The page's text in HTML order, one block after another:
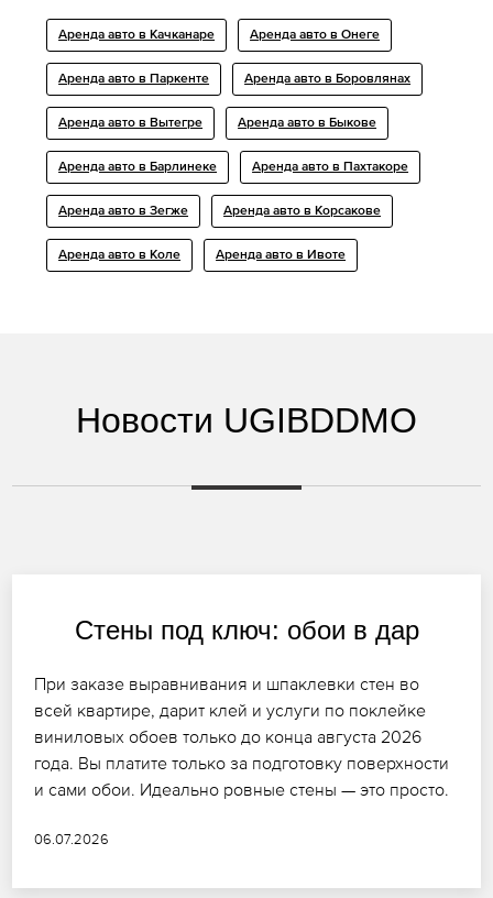
Аренда авто в Качканаре Аренда авто в Онеге
Аренда авто в Паркенте Аренда авто в Боровлянах
Аренда авто в Вытегре Аренда авто в Быкове
Аренда авто в Барлинеке Аренда авто в Пахтакоре
Аренда авто в Зегже Аренда авто в Корсакове
Аренда авто в Коле Аренда авто в Ивоте
Новости UGIBDDMO
Стены под ключ: обои в дар
При заказе выравнивания и шпаклевки стен во
всей квартире, дарит клей и услуги по поклейке
виниловых обоев только до конца августа 2026
года. Вы платите только за подготовку поверхности
и сами обои. Идеально ровные стены — это просто.
06.07.2026